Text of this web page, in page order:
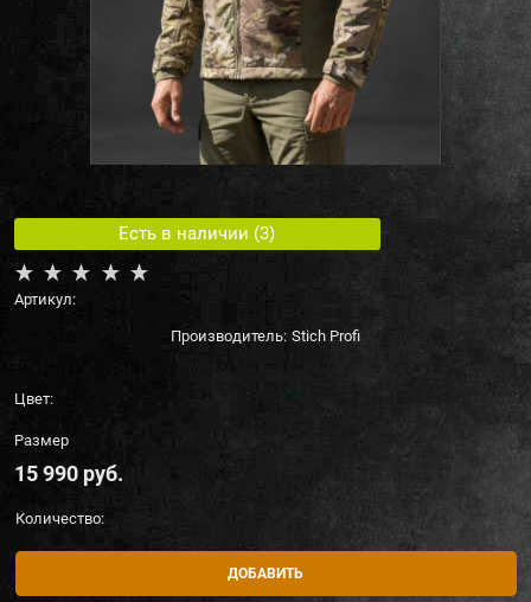
Есть в наличии (3)
Артикул:
Производитель: Stich Profi
Цвет:
Размер
15 990 руб.
Количество:
ДОБАВИТЬ